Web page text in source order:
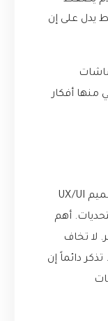
يدل على إن
منها أفكار
رحلة تحويل السكتشات الأولية لتصميم UX/UI
أهم
لا تخاف
دائماً إن